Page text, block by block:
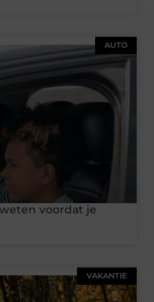
AUTO
voordat je
VAKANTIE